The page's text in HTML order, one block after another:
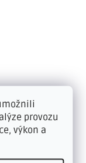
provozu
výkon a